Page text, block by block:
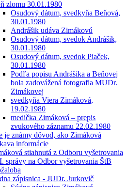
zlomu 30.01.1980
Osudový dátum, svedkyňa Beňová,
30.01.1980
Andrášik udáva Zimákovú
Osudový dátum, svedok Andrášik,
30.01.1980
Osudový dátum, svedok Piaček,
30.01.1980
Podľa popisu Andrášika a Beňovej
bola zadovážená fotografia MUDr.
Zimákovej
svedkyňa Viera Zimáková,
19.02.1980
medička Zimáková – prepis
zvukového záznamu 22.02.1980
je známy dôvod, ako Zimáková
informácie
stiahnutá z Odboru vyšetrovania
správy na Odbor vyšetrovania ŠtB
zápisnica - JUDr. Jurkovič